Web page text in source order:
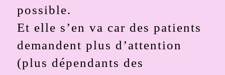
possible.
Et elle s’en va car des patients
demandent plus d’attention
(plus dépendants des